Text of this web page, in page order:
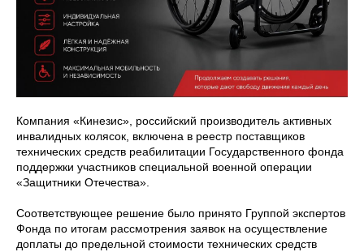
Компания «Кинезис», российский производитель активных
инвалидных колясок, включена в реестр поставщиков
технических средств реабилитации Государственного фонда
поддержки участников специальной военной операции
«Защитники Отечества».
Соответствующее решение было принято Группой экспертов
Фонда по итогам рассмотрения заявок на осуществление
доплаты до предельной стоимости технических средств